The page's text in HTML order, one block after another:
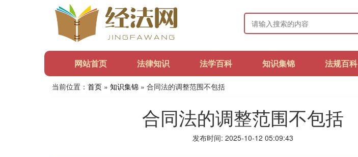
网站首页 法律知识 法学百科 知识集锦 法规百科
当前位置： 首页 » 知识集锦 » 合同法的调整范围不包括
合同法的调整范围不包括
发布时间: 2025-10-12 05:09:43